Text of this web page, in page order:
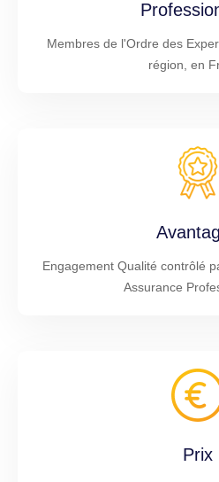
Membres de l'Ordre des
région, en
Engagement Qualité contrôlé
Assurance
Prix